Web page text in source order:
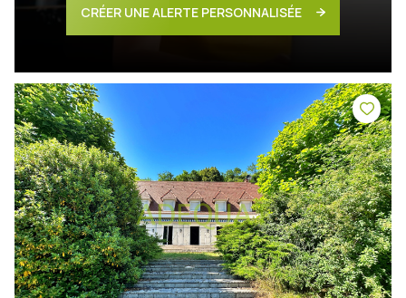
CRÉER UNE ALERTE PERSONNALISÉE